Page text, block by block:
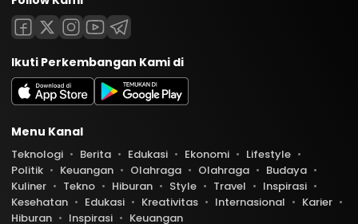
Ikuti Perkembangan Kami di
Menu Kanal
Teknologi Berita Edukasi Ekonomi
Lifestyle
Politik
Keuangan Olahraga Olahraga
Budaya
Kuliner
Tekno Hiburan Style Travel
Inspirasi
Kesehatan
Edukasi Kreativitas Internasional
Karier
Hiburan
Inspirasi Keuangan